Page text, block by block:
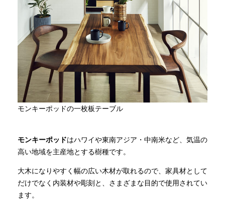
モンキーポッドの一枚板テーブル
モンキーポッドはハワイや東南アジア・中南米など、気温の
高い地域を主産地とする樹種です。
大木になりやすく幅の広い木材が取れるので、家具材として
だけでなく内装材や彫刻と、さまざまな目的で使用されてい
ます。